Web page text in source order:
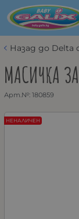
Назад до Delta
МАСИЧКА ЗА
Арт.№: 180859
НЕНАЛИЧЕН